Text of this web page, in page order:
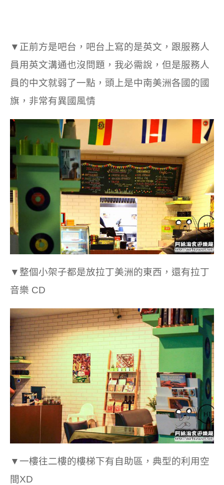
▼正前方是吧台，吧台上寫的是英文，跟服務人
員用英文溝通也沒問題，我必需說，但是服務人
員的中文就弱了一點，頭上是中南美洲各國的國
旗，非常有異國風情
▼整個小架子都是放拉丁美洲的東西，還有拉丁
音樂 CD
▼一樓往二樓的樓梯下有自助區，典型的利用空
間XD